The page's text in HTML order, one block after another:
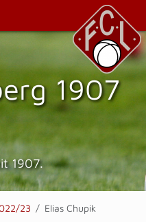
1907
1907.
23 Elias Chupik